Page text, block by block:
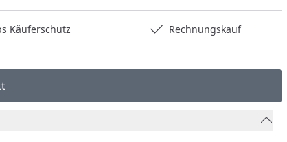
Rechnungskauf